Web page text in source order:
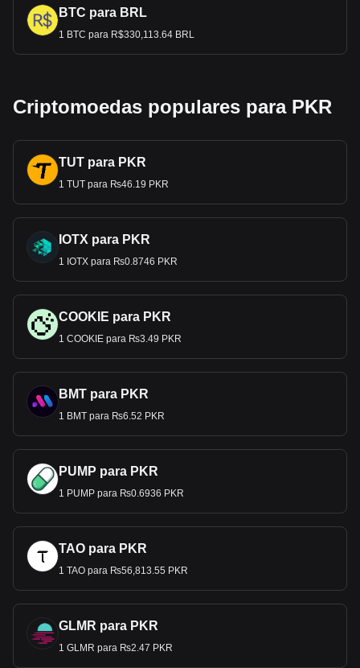
BTC para BRL
1 BTC para R$330,113.64 BRL
Criptomoedas populares para PKR
TUT para PKR
1 TUT para ₨46.19 PKR
IOTX para PKR
1 IOTX para ₨0.8746 PKR
COOKIE para PKR
1 COOKIE para ₨3.49 PKR
BMT para PKR
1 BMT para ₨6.52 PKR
PUMP para PKR
1 PUMP para ₨0.6936 PKR
TAO para PKR
1 TAO para ₨56,813.55 PKR
GLMR para PKR
1 GLMR para ₨2.47 PKR